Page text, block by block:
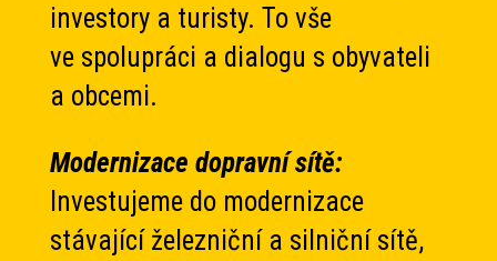
investory a turisty. To vše
ve spolupráci a dialogu s obyvateli
a obcemi.
Modernizace dopravní sítě:
Investujeme do modernizace
stávající železniční a silniční sítě,